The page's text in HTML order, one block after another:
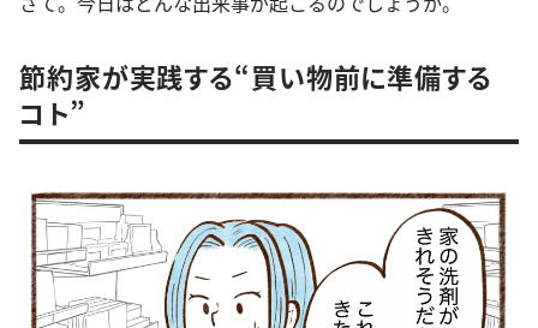
節約家が実践する“買い物前に準備する
コト”